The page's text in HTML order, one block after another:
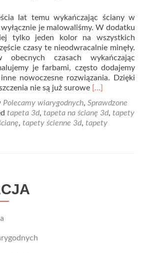
lat temu wykańczając ściany w
je malowaliśmy. W dodatku
tylko jeden kolor na wszystkich
czasy te nieodwracalnie minęły.
czasach wykańczając
je farbami, często dodajemy
nowoczesne rozwiązania. Dzięki
nie są już surowe Read
about
Tapety
3D
[…]
Polecamy wiarygodnych, Sprawdzone
tapeta 3d, tapeta na ścianę 3d, tapety
, tapety ścienne 3d, tapety